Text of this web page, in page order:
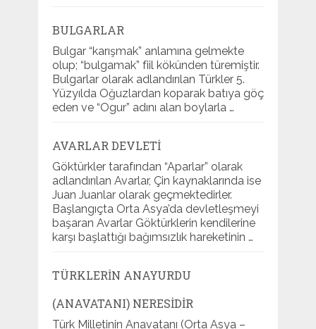
BULGARLAR
Bulgar “karışmak” anlamına gelmekte
olup; “bulgamak” fiil kökünden türemiştir.
Bulgarlar olarak adlandırılan Türkler 5.
Yüzyılda Oğuzlardan koparak batıya göç
eden ve “Ogur” adını alan boylarla …
AVARLAR DEVLETI
Göktürkler tarafından “Aparlar” olarak
adlandırılan Avarlar, Çin kaynaklarında ise
Juan Juanlar olarak geçmektedirler.
Başlangıçta Orta Asya’da devletleşmeyi
başaran Avarlar Göktürklerin kendilerine
karşı başlattığı bağımsızlık hareketinin …
TÜRKLERIN ANAYURDU
(ANAVATANI) NERESIDIR
Türk Milletinin Anavatanı (Orta Asya –